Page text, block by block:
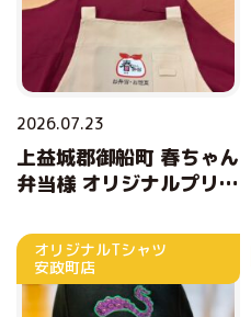
2026.07.23
上益城郡御船町 春ちゃん
弁当様 オリジナルプリン
オリジナルTシャツ
安政町店